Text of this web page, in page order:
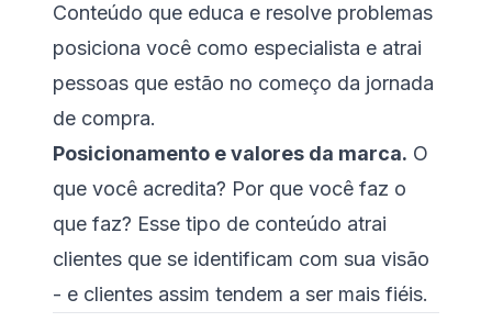
Conteúdo que educa e resolve problemas
posiciona você como especialista e atrai
pessoas que estão no começo da jornada
de compra.
Posicionamento e valores da marca. O
que você acredita? Por que você faz o
que faz? Esse tipo de conteúdo atrai
clientes que se identificam com sua visão
- e clientes assim tendem a ser mais fiéis.